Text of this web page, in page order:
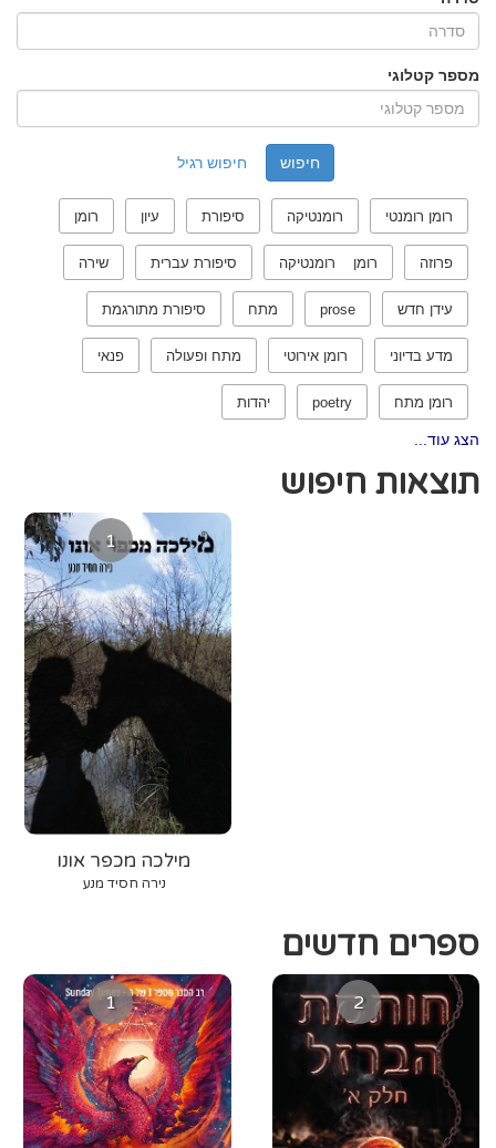
מספר קטלוגי
חיפוש רגיל
רומן רומנטי רומנטיקה סיפורת עיון רומן
פרוזה רומן רומנטיקה סיפורת עברית שירה
עידן חדש prose מתח סיפורת מתורגמת
מדע בדיוני רומן אירוטי מתח ופעולה פנאי
רומן מתח poetry יהדות
הצג עוד...
תוצאות חיפוש
1
מילכה מכפר אונו
נירה חסיד מנע
ספרים חדשים
1 2